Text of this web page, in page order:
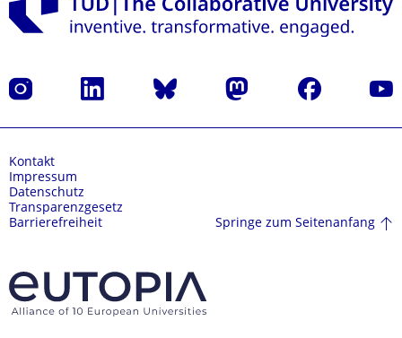
Instagram LinkedIn Bluesky Mastodon Facebook
Kontakt
Impressum
Datenschutz
Transparenzgesetz
Barrierefreiheit
Springe zum Seitenanfang